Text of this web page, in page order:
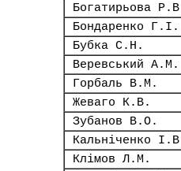
Богатирьова
Бондаренко Г.І.
Бубка С.Н.
Веревський А.М.
Горбаль В.М.
Жеваго К.В.
Зубанов В.О.
Кальніченко
Клімов Л.М.